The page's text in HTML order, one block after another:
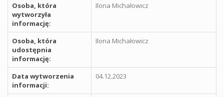
Osoba, która
wytworzyła
informację:
Ilona Michałowicz
Osoba, która
udostępnia
informację:
Ilona Michałowicz
Data wytworzenia
informacji:
04.12.2023